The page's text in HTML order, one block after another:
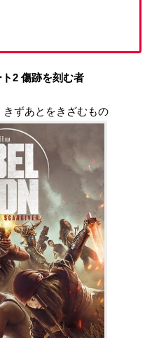
2 傷跡を刻む者
ずあとをきざむもの